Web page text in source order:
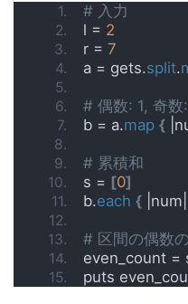
# 入力
l = 2
r = 7
a = gets.split.
# 偶数: 1, 奇数
b = a.map {
# 累積和
s = [0]
b.each {
# 区間の偶数
even_count =
puts